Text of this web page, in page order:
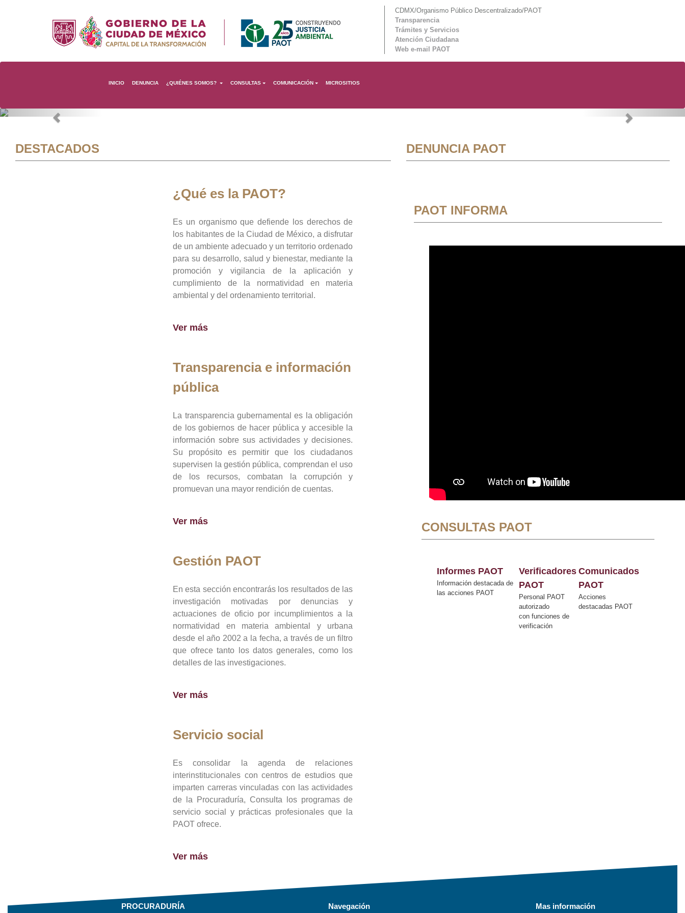
CDMX/Organismo Público Descentralizado/PAOT
Transparencia
Trámites y Servicios
Atención Ciudadana
Web e-mail PAOT
INICIO DENUNCIA ¿QUIÉNES SOMOS? CONSULTAS COMUNICACIÓN MICROSITIOS
Previous Next
DESTACADOS
¿Qué es la PAOT?
Es un organismo que defiende los derechos de
los habitantes de la Ciudad de México, a disfrutar
de un ambiente adecuado y un territorio ordenado
para su desarrollo, salud y bienestar, mediante la
promoción y vigilancia de la aplicación y
cumplimiento de la normatividad en materia
ambiental y del ordenamiento territorial.
Ver más
Transparencia e información
pública
La transparencia gubernamental es la obligación
de los gobiernos de hacer pública y accesible la
información sobre sus actividades y decisiones.
Su propósito es permitir que los ciudadanos
supervisen la gestión pública, comprendan el uso
de los recursos, combatan la corrupción y
promuevan una mayor rendición de cuentas.
Ver más
Gestión PAOT
En esta sección encontrarás los resultados de las
investigación motivadas por denuncias y
actuaciones de oficio por incumplimientos a la
normatividad en materia ambiental y urbana
desde el año 2002 a la fecha, a través de un filtro
que ofrece tanto los datos generales, como los
detalles de las investigaciones.
Ver más
Servicio social
Es consolidar la agenda de relaciones
interinstitucionales con centros de estudios que
imparten carreras vinculadas con las actividades
de la Procuraduría, Consulta los programas de
servicio social y prácticas profesionales que la
PAOT ofrece.
Ver más
DENUNCIA PAOT
PAOT INFORMA
CONSULTAS PAOT
Informes PAOT
Información destacada de
las acciones PAOT
Verificadores
PAOT
Personal PAOT
autorizado
con funciones de
verificación
Comunicados
PAOT
Acciones
destacadas PAOT
PROCURADURÍA Navegación Mas información